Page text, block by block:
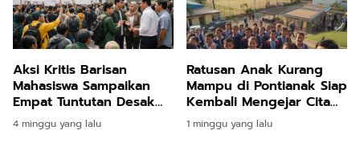
Aksi Kritis Barisan
Mahasiswa Sampaikan
Empat Tuntutan Desak
Evaluasi Kinerja Menteri
4 minggu yang lalu
Ratusan Anak Kurang
Mampu di Pontianak Siap
Kembali Mengejar Cita
Lewat Program Sekolah
Rakyat
1 minggu yang lalu